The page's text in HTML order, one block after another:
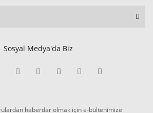
Sosyal Medya'da Biz
haberdar olmak için e-bültenimize